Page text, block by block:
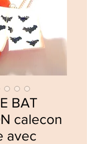
BAT
calecon
avec